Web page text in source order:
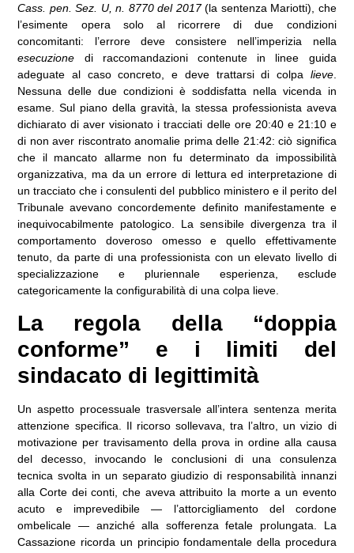
Cass. pen. Sez. U, n. 8770 del 2017(la sentenza Mariotti), che
l’esimente opera solo al ricorrere di due condizioni
concomitanti: l’errore deve consistere nell’imperizia nella
esecuzione di raccomandazioni contenute in linee guida
adeguate al caso concreto, e deve trattarsi di colpa lieve.
Nessuna delle due condizioni è soddisfatta nella vicenda in
esame. Sul piano della gravità, la stessa professionista aveva
dichiarato di aver visionato i tracciati delle ore 20:40 e 21:10 e
di non aver riscontrato anomalie prima delle 21:42: ciò significa
che il mancato allarme non fu determinato da impossibilità
organizzativa, ma da un errore di lettura ed interpretazione di
un tracciato che i consulenti del pubblico ministero e il perito del
Tribunale avevano concordemente definito manifestamente e
inequivocabilmente patologico. La sensibile divergenza tra il
comportamento doveroso omesso e quello effettivamente
tenuto, da parte di una professionista con un elevato livello di
specializzazione e pluriennale esperienza, esclude
categoricamente la configurabilità di una colpa lieve.
La regola della “doppia
conforme” e i limiti del
sindacato di legittimità
Un aspetto processuale trasversale all’intera sentenza merita
attenzione specifica. Il ricorso sollevava, tra l’altro, un vizio di
motivazione per travisamento della prova in ordine alla causa
del decesso, invocando le conclusioni di una consulenza
tecnica svolta in un separato giudizio di responsabilità innanzi
alla Corte dei conti, che aveva attribuito la morte a un evento
acuto e imprevedibile — l’attorcigliamento del cordone
ombelicale — anziché alla sofferenza fetale prolungata. La
Cassazione ricorda un principio fondamentale della procedura